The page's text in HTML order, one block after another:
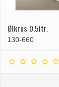
Ølkrus 0,5ltr.
130-660